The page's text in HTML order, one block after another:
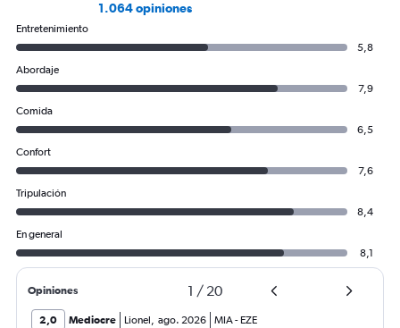
1.064 opiniones
Entretenimiento
5,8
Abordaje
7,9
Comida
6,5
Confort
7,6
Tripulación
8,4
En general
8,1
Opiniones 1 / 20
2,0 Mediocre Lionel, ago. 2026 MIA- EZE